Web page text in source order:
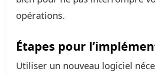
opérations.
Étapes pour
Utiliser un nouveau logiciel